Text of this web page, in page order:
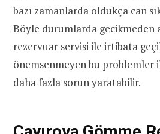
bazı zamanlarda oldukça can
Böyle durumlarda gecikmeden
rezervuar servisi ile irtibata
önemsenmeyen bu problemler
daha fazla sorun yaratabilir.